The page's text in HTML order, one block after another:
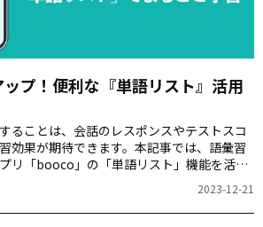
プ！便利な『単語リスト』活用
ることは、会話のレスポンスやテストスコ
効果が期待できます。本記事では、語彙習
リ「booco」の「単語リスト」機能を活用
します。語彙力UPの手引きとして、ぜひご
2023-12-21